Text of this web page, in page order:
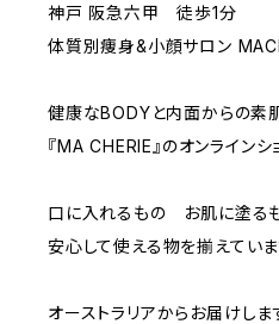
神戸 阪急六甲 徒歩1分
体質別痩身&小顔サロン
健康なBODYと内面からの素
『MA CHERIE』のオンラインシ
口に入れるもの お肌に塗る
安心して使える物を揃えてい
オーストラリアからお届けしま